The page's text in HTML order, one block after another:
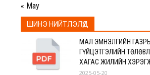
« May
ШИНЭ НИЙТЛЭЛҮҮД
МАЛ ЭМНЭЛГИЙН
ГҮЙЦЭТГЭЛИЙН
ХАГАС ЖИЛИЙН
2025-05-20